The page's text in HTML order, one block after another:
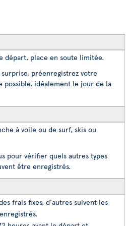
départ, place en soute limitée.
préenregistrez votre
possible, idéalement le jour de la
à voile ou de surf, skis ou
pour vérifier quels autres types
être enregistrés.
frais fixes, d'autres suivent les